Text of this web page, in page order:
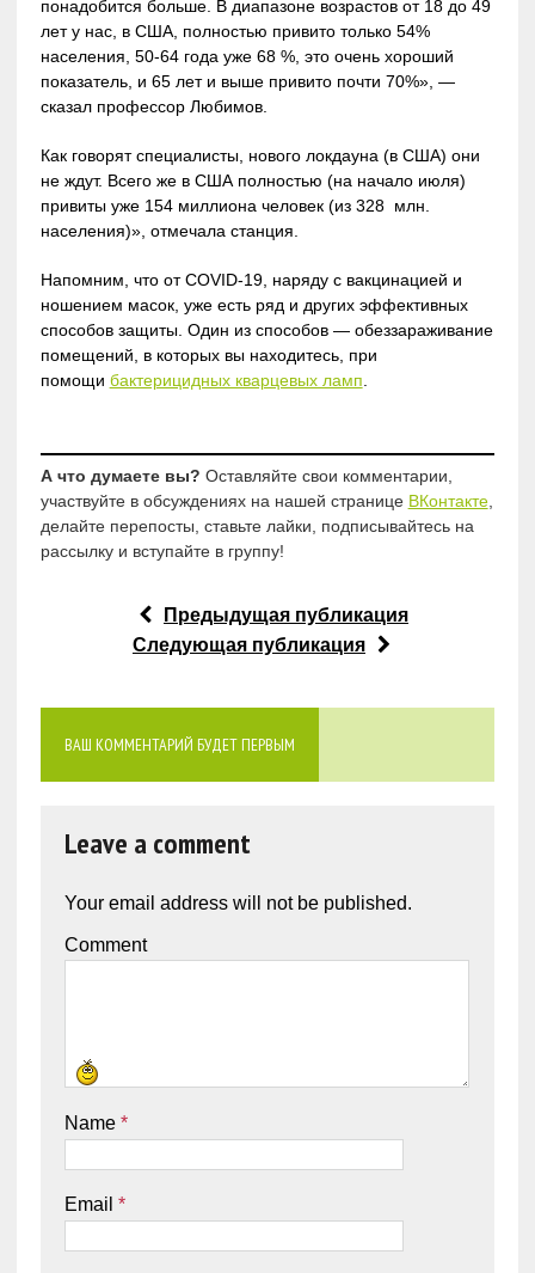
понадобится больше. В диапазоне возрастов от 18 до 49
лет у нас, в США, полностью привито только 54%
населения, 50-64 года уже 68 %, это очень хороший
показатель, и 65 лет и выше привито почти 70%», —
сказал профессор Любимов.
Как говорят специалисты, нового локдауна (в США) они
не ждут. Всего же в США полностью (на начало июля)
привиты уже 154 миллиона человек (из 328 млн.
населения)», отмечала станция.
Напомним, что от COVID-19, наряду с вакцинацией и
ношением масок, уже есть ряд и других эффективных
способов защиты. Один из способов — обеззараживание
помещений, в которых вы находитесь, при
помощи бактерицидных кварцевых ламп
А что думаете вы? Оставляйте свои комментарии,
участвуйте в обсуждениях на нашей странице ВКонтакте,
делайте перепосты, ставьте лайки, подписывайтесь на
рассылку и вступайте в группу!
Предыдущая публикация
Следующая публикация
ВАШ КОММЕНТАРИЙ БУДЕТ ПЕРВЫМ
Leave a comment
Your email address will not be published.
Comment
Name *
Email *